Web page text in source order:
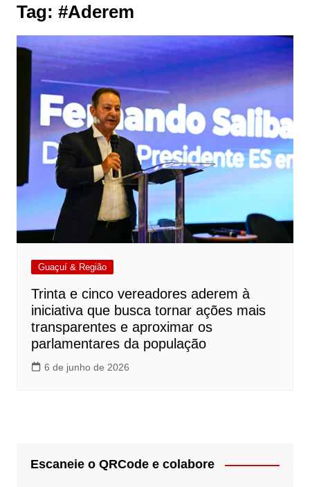
Tag: #Aderem
Guaçuí & Região
Trinta e cinco vereadores aderem à
iniciativa que busca tornar ações mais
transparentes e aproximar os
parlamentares da população
6 de junho de 2026
Escaneie o QRCode e colabore